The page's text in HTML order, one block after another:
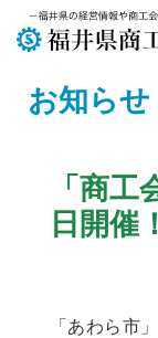
お知らせ
「商
日開催！
「あわら市